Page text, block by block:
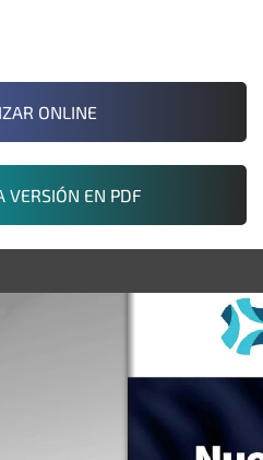
ONLINE
VERSIÓN EN PDF